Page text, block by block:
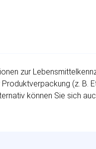
zur
(z. B.
können Sie sich